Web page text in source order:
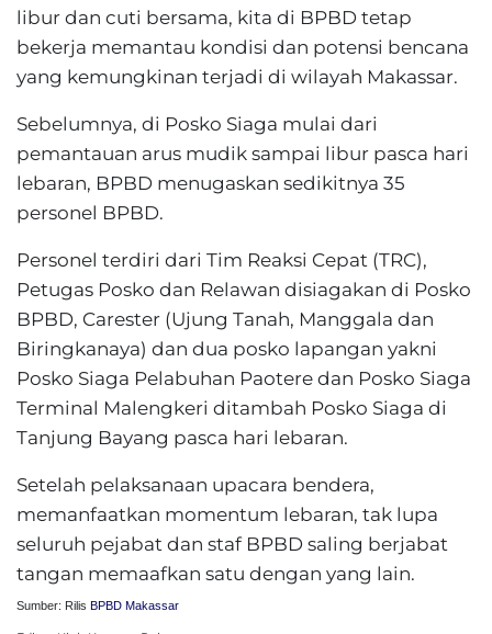
libur dan cuti bersama, kita di BPBD tetap
bekerja memantau kondisi dan potensi bencana
yang kemungkinan terjadi di wilayah Makassar.
Sebelumnya, di Posko Siaga mulai dari
pemantauan arus mudik sampai libur pasca hari
lebaran, BPBD menugaskan sedikitnya 35
personel BPBD.
Personel terdiri dari Tim Reaksi Cepat (TRC),
Petugas Posko dan Relawan disiagakan di Posko
BPBD, Carester (Ujung Tanah, Manggala dan
Biringkanaya) dan dua posko lapangan yakni
Posko Siaga Pelabuhan Paotere dan Posko Siaga
Terminal Malengkeri ditambah Posko Siaga di
Tanjung Bayang pasca hari lebaran.
Setelah pelaksanaan upacara bendera,
memanfaatkan momentum lebaran, tak lupa
seluruh pejabat dan staf BPBD saling berjabat
tangan memaafkan satu dengan yang lain.
Sumber: Rilis BPBD Makassar